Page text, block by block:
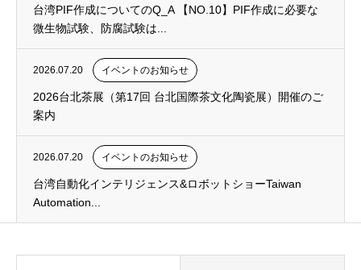
台湾PIF作成についてのQ_A 【NO.10】PIF作成に必要な
微生物試験、防腐試験は...
2026.07.20 イベントのお知らせ
2026台北茶展（第17回 台北国際茶文化陶瓷展）開催のご
案内
2026.07.20 イベントのお知らせ
台湾自動化インテリジェンス&ロボットショーTaiwan
Automation...